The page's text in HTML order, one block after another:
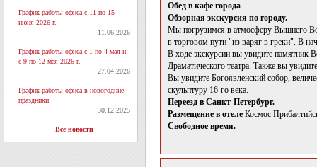
График работы офиса с 11 по 15
июня 2026 г.
11.06.2026
График работы офиса с 1 по 4 мая и
с 9 по 12 мая 2026 г.
27.04.2026
График работы офиса в новогодние
праздники
30.12.2025
Все новости
Обед в кафе города
Обзорная экскурсия по городу.
Мы погрузимся в атмосферу Вышнего
в торговом пути "из варяг в греки". В
В ходе экскурсии вы увидите памятник
Драматического театра. Также вы
Вы увидите Богоявленский собор,
скульптуру 16-го века.
Переезд в Санкт-Петербург.
Размещение в отеле Космос
Свободное время.